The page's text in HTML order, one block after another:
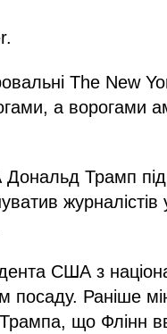
The New
а ворогами
Трамп під
журналістів
США з
Раніше
що Флінн